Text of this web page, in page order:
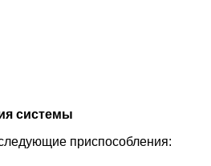
системы
приспособления: